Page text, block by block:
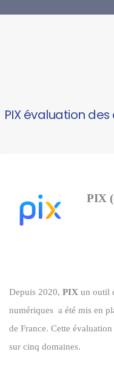
PIX évaluation
PIX
Depuis 2020, PIX un outil
numériques a été mis en
de France. Cette
sur cinq domaines.